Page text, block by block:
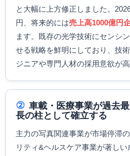
と大幅に上方修正しました。
円、将来的には売上高1000億円
ます。既存の光学技術にセンシ
せる戦略を鮮明にしており、技
ジニアや専門人材の採用意欲が高
② 車載・医療事業が過去
長の柱として確立する
主力の写真関連事業が市場停滞
リティ&ヘルスケア事業が著しい